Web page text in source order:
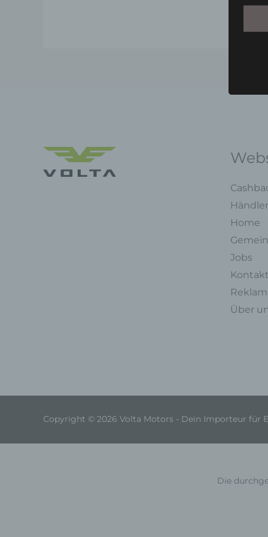
Home
Jobs
Kontakt
Über
Copyright © 2026 Volta Motors - Dein Importeur für
Die